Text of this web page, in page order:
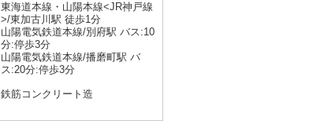
東海道本線・山陽本線<JR神戸線
>/東加古川駅 徒歩1分
山陽電気鉄道本線/別府駅 バス:10
分:停歩3分
山陽電気鉄道本線/播磨町駅 バ
ス:20分:停歩3分
鉄筋コンクリート造